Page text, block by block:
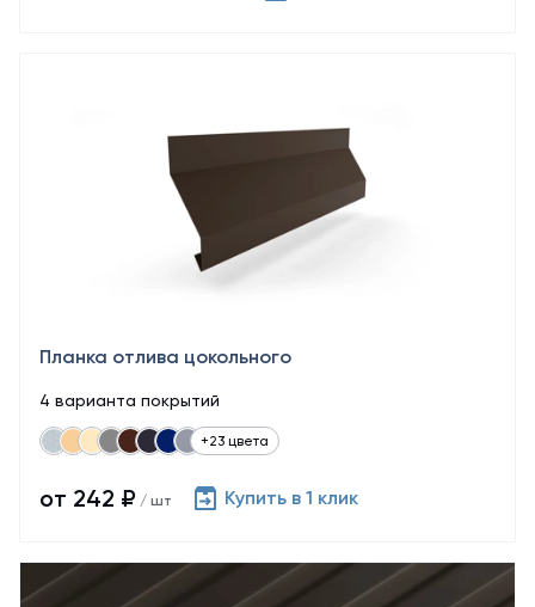
Планка отлива цокольного
4 варианта покрытий
+23 цвета
от 242 ₽ / шт Купить в 1 клик